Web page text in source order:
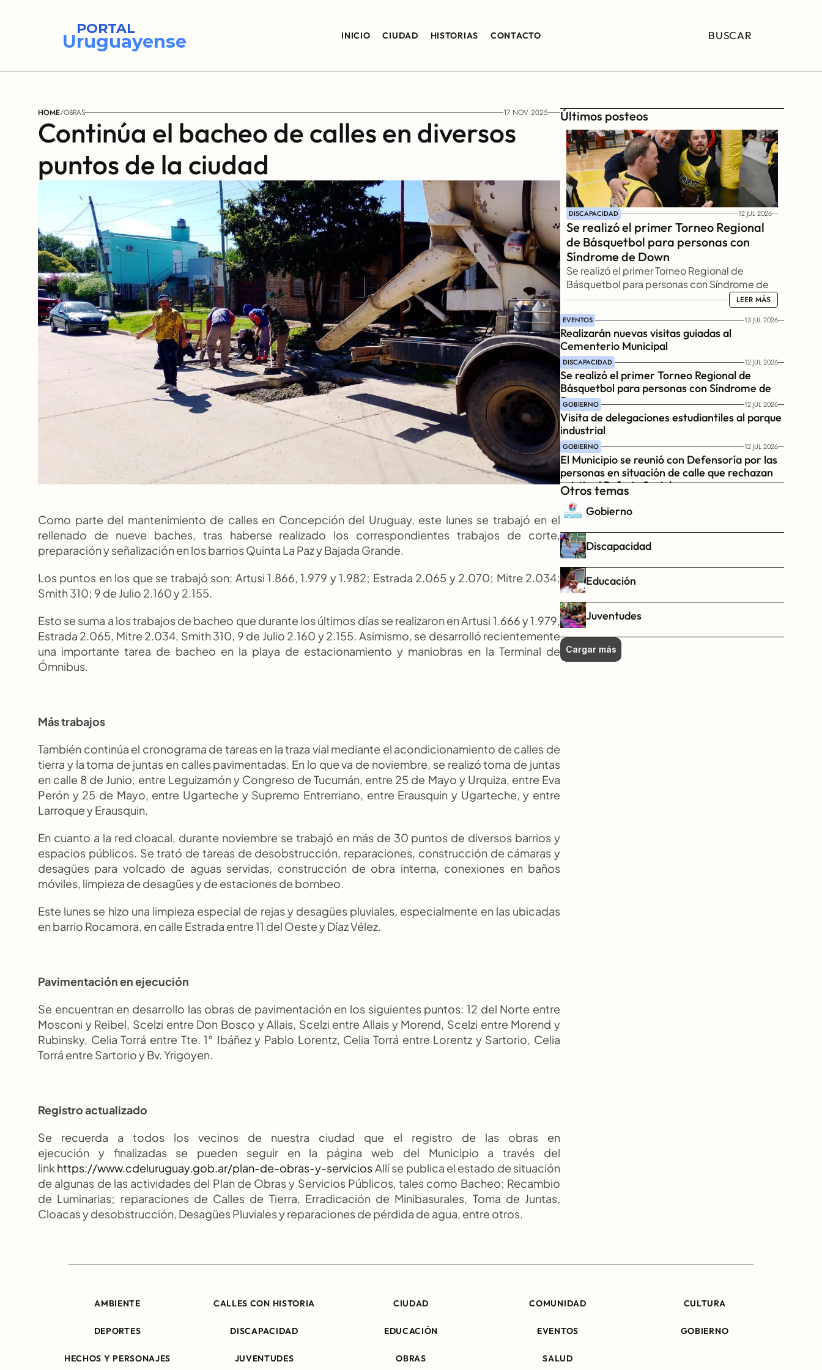
PORTAL
Uruguayense INICIO CIUDAD HISTORIAS CONTACTO BUSCAR
HOME/OBRAS 17 NOV 2025
Continúa el bacheo de calles en diversos
puntos de la ciudad
Como parte del mantenimiento de calles en Concepción del Uruguay, este lunes se trabajó en el
rellenado de nueve baches, tras haberse realizado los correspondientes trabajos de corte,
preparación y señalización en los barrios Quinta La Paz y Bajada Grande.
Los puntos en los que se trabajó son: Artusi 1.866, 1.979 y 1.982; Estrada 2.065 y 2.070; Mitre 2.034;
Smith 310; 9 de Julio 2.160 y 2.155.
Esto se suma a los trabajos de bacheo que durante los últimos días se realizaron en Artusi 1.666 y 1.979,
Estrada 2.065, Mitre 2.034, Smith 310, 9 de Julio 2.160 y 2.155. Asimismo, se desarrolló recientemente
una importante tarea de bacheo en la playa de estacionamiento y maniobras en la Terminal de
Ómnibus.
Más trabajos
También continúa el cronograma de tareas en la traza vial mediante el acondicionamiento de calles de
tierra y la toma de juntas en calles pavimentadas. En lo que va de noviembre, se realizó toma de juntas
en calle 8 de Junio, entre Leguizamón y Congreso de Tucumán, entre 25 de Mayo y Urquiza, entre Eva
Perón y 25 de Mayo, entre Ugarteche y Supremo Entrerriano, entre Erausquin y Ugarteche, y entre
Larroque y Erausquin.
En cuanto a la red cloacal, durante noviembre se trabajó en más de 30 puntos de diversos barrios y
espacios públicos. Se trató de tareas de desobstrucción, reparaciones, construcción de cámaras y
desagües para volcado de aguas servidas, construcción de obra interna, conexiones en baños
móviles, limpieza de desagües y de estaciones de bombeo.
Este lunes se hizo una limpieza especial de rejas y desagües pluviales, especialmente en las ubicadas
en barrio Rocamora, en calle Estrada entre 11 del Oeste y Díaz Vélez.
Pavimentación en ejecución
Se encuentran en desarrollo las obras de pavimentación en los siguientes puntos: 12 del Norte entre
Mosconi y Reibel, Scelzi entre Don Bosco y Allais, Scelzi entre Allais y Morend, Scelzi entre Morend y
Rubinsky, Celia Torrá entre Tte. 1° Ibáñez y Pablo Lorentz, Celia Torrá entre Lorentz y Sartorio, Celia
Torrá entre Sartorio y Bv. Yrigoyen.
Registro actualizado
Se recuerda a todos los vecinos de nuestra ciudad que el registro de las obras en
ejecución y finalizadas se pueden seguir en la página web del Municipio a través del
link https://www.cdeluruguay.gob.ar/plan-de-obras-y-servicios Allí se publica el estado de situación
de algunas de las actividades del Plan de Obras y Servicios Públicos, tales como Bacheo; Recambio
de Luminarias; reparaciones de Calles de Tierra, Erradicación de Minibasurales, Toma de Juntas,
Cloacas y desobstrucción, Desagües Pluviales y reparaciones de pérdida de agua, entre otros.
Últimos posteos
DISCAPACIDAD 12 JUL 2026
Se realizó el primer Torneo Regional
de Básquetbol para personas con
Síndrome de Down
Se realizó el primer Torneo Regional de
Básquetbol para personas con Síndrome de
Down
LEER MÁS
LEER MÁS
EVENTOS 13 JUL 2026
Realizarán nuevas visitas guiadas al
Cementerio Municipal
DISCAPACIDAD 12 JUL 2026
Se realizó el primer Torneo Regional de
Básquetbol para personas con Síndrome de
Down
GOBIERNO 12 JUL 2026
Visita de delegaciones estudiantiles al parque
industrial
GOBIERNO 12 JUL 2026
El Municipio se reunió con Defensoría por las
personas en situación de calle que rechazan
asistir al Refugio Social
Otros temas
Gobierno
Discapacidad
Educación
Juventudes
Cargar más
AMBIENTE CALLES CON HISTORIA CIUDAD COMUNIDAD CULTURA
DEPORTES DISCAPACIDAD EDUCACIÓN EVENTOS GOBIERNO
HECHOS Y PERSONAJES JUVENTUDES OBRAS SALUD